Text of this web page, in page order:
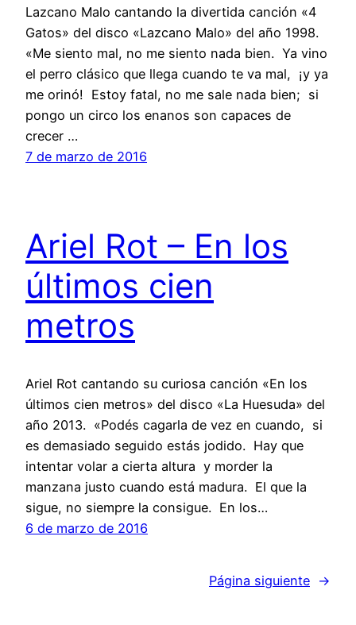
Lazcano Malo cantando la divertida canción «4
Gatos» del disco «Lazcano Malo» del año 1998.
«Me siento mal, no me siento nada bien. Ya vino
el perro clásico que llega cuando te va mal, ¡y ya
me orinó! Estoy fatal, no me sale nada bien; si
pongo un circo los enanos son capaces de
crecer …
7 de marzo de 2016
Ariel Rot – En los
últimos cien
metros
Ariel Rot cantando su curiosa canción «En los
últimos cien metros» del disco «La Huesuda» del
año 2013. «Podés cagarla de vez en cuando, si
es demasiado seguido estás jodido. Hay que
intentar volar a cierta altura y morder la
manzana justo cuando está madura. El que la
sigue, no siempre la consigue. En los…
6 de marzo de 2016
Página siguiente →